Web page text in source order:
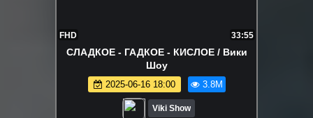
FHD 33:55
СЛАДКОЕ - ГАДКОЕ - КИСЛОЕ / Вики
Шоу
2025-06-16 18:00 3.8M
Viki Show